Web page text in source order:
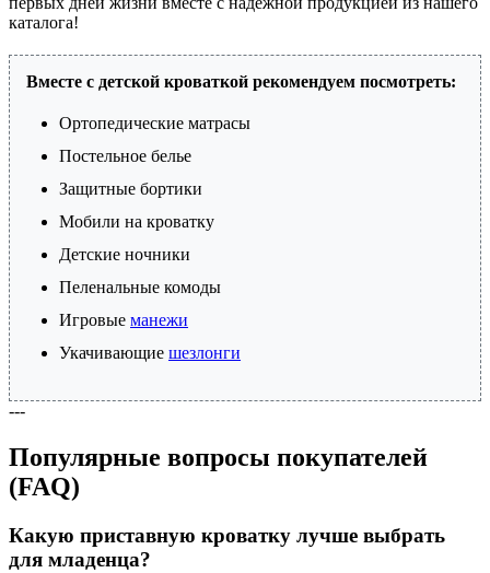
каталога!
Вместе с детской кроваткой рекомендуем посмотреть:
Ортопедические матрасы
Постельное белье
Защитные бортики
Мобили на кроватку
Детские ночники
Пеленальные комоды
Игровые манежи
Укачивающие шезлонги
---
Популярные вопросы покупателей
(FAQ)
Какую приставную кроватку лучше выбрать
для младенца?